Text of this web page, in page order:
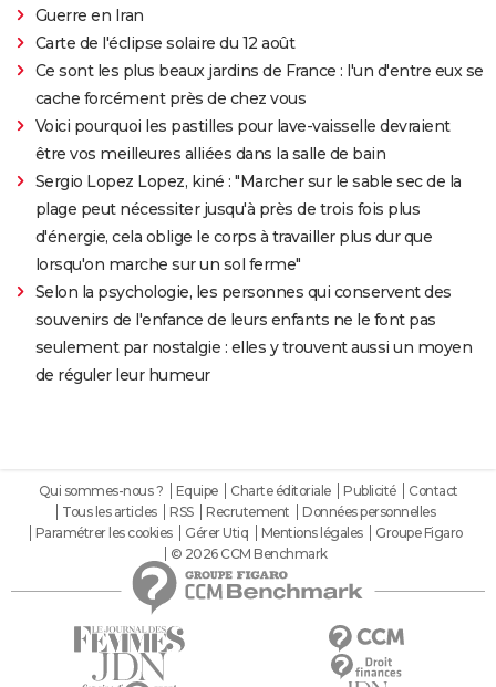
Guerre en Iran
Carte de l'éclipse solaire du 12 août
Ce sont les plus beaux jardins de France : l'un d'entre eux se
cache forcément près de chez vous
Voici pourquoi les pastilles pour lave-vaisselle devraient
être vos meilleures alliées dans la salle de bain
Sergio Lopez Lopez, kiné : "Marcher sur le sable sec de la
plage peut nécessiter jusqu'à près de trois fois plus
d'énergie, cela oblige le corps à travailler plus dur que
lorsqu'on marche sur un sol ferme"
Selon la psychologie, les personnes qui conservent des
souvenirs de l'enfance de leurs enfants ne le font pas
seulement par nostalgie : elles y trouvent aussi un moyen
de réguler leur humeur
Qui sommes-nous ? Equipe Charte éditoriale Publicité
Contact
Tous les articles
RSS Recrutement
Données personnelles
Paramétrer les cookies
Gérer Utiq Mentions légales
Groupe Figaro
© 2026 CCM Benchmark